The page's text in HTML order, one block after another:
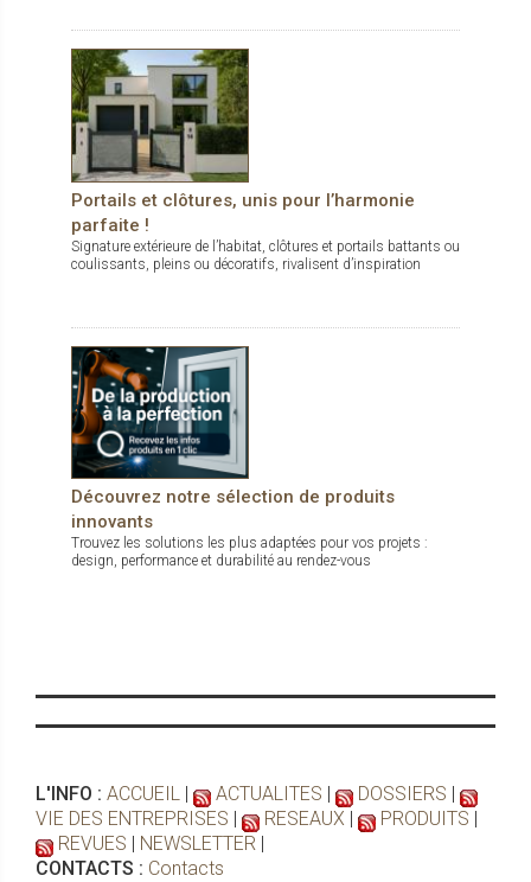
Portails et clôtures, unis pour l’harmonie
parfaite !
Signature extérieure de l’habitat, clôtures et portails battants ou
coulissants, pleins ou décoratifs, rivalisent d’inspiration
Découvrez notre sélection de produits
innovants
Trouvez les solutions les plus adaptées pour vos projets :
design, performance et durabilité au rendez-vous
L'INFO : ACCUEIL ACTUALITES DOSSIERS
VIE DES ENTREPRISES
RESEAUX PRODUITS
REVUES
NEWSLETTER
CONTACTS : Contacts